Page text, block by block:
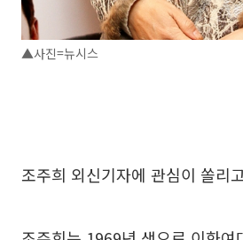
▲사진=뉴시스
조주희 외신기자에 관심이 쏠리